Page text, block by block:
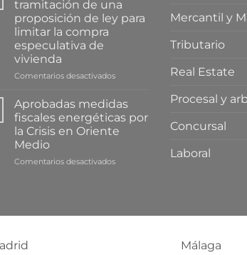
Málaga
tramitación de una
proposición de ley para
limitar la compra
especulativa de
vivienda
Comentarios desactivadosen
avanza
en
la
tramitación
una
Aprobadas medidas
fiscales energéticas por
la Crisis en Oriente
Medio
Comentarios desactivadosen
Mercantil y
Tributario
Real Estate
Procesal y
Concursal
Laboral